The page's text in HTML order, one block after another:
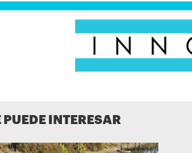
PUEDE INTERESAR